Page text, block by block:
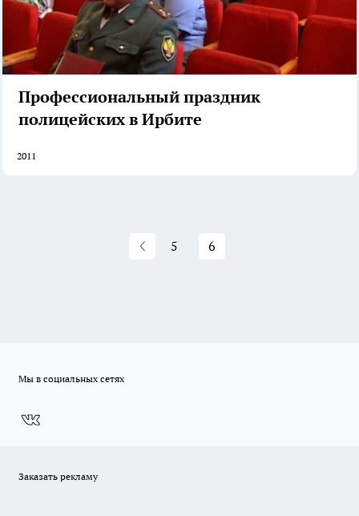
Профессиональный праздник
полицейских в Ирбите
2011
5 6
Мы в социальных сетях
Заказать рекламу